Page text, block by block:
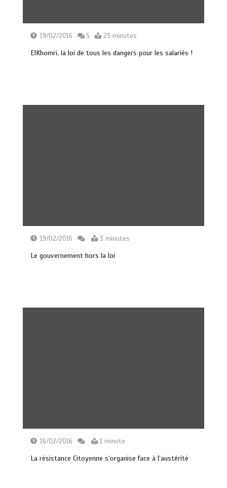
19/02/2016 5 23 minutes
ElKhomri, la loi de tous les dangers pour les salariés !
19/02/2016 3 minutes
Le gouvernement hors la loi
16/02/2016 1 minute
La résistance Citoyenne s’organise face à l’austérité